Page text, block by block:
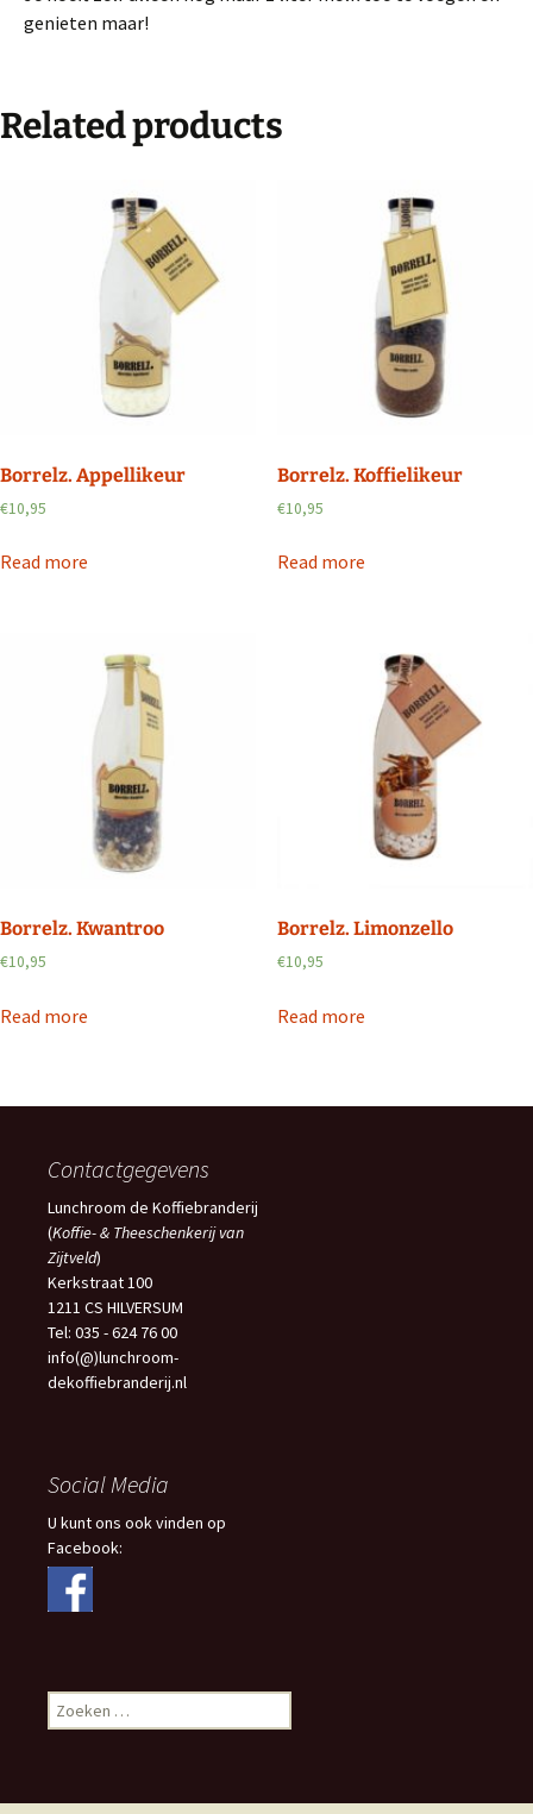
genieten maar!
Related products
Borrelz. Appellikeur
€10,95
Read more
Borrelz. Koffielikeur
€10,95
Read more
Borrelz. Kwantroo
€10,95
Read more
Borrelz. Limonzello
€10,95
Read more
Contactgegevens
Lunchroom de Koffiebranderij
(Koffie- & Theeschenkerij van
Zijtveld)
Kerkstraat 100
1211 CS HILVERSUM
Tel: 035 - 624 76 00
info(@)lunchroom-
dekoffiebranderij.nl
Social Media
U kunt ons ook vinden op
Facebook:
Zoeken
naar: